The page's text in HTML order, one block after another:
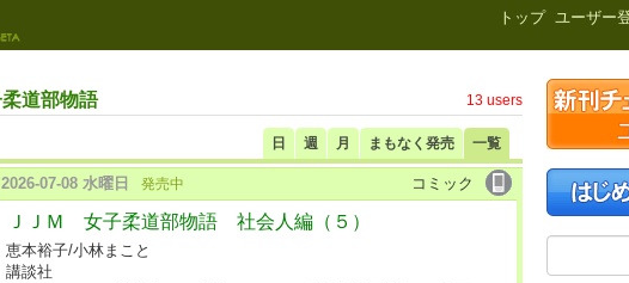
トップ ユーザー
道部物語 13 users
日 週 月 まもなく発売 一覧
コミック
2026-07-08 水曜日 発売中
ＪＪＭ 女子柔道部物語 社会人編（５）
恵本裕子/小林まこと
講談社